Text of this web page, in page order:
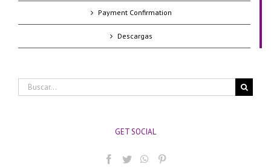
Payment Confirmation
Descargas
Buscar:
GET SOCIAL